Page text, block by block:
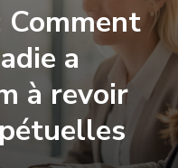
a
à revoir